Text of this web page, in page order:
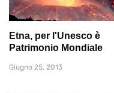
Etna, per l'Unesco è
Patrimonio Mondiale
Giugno 25, 2013